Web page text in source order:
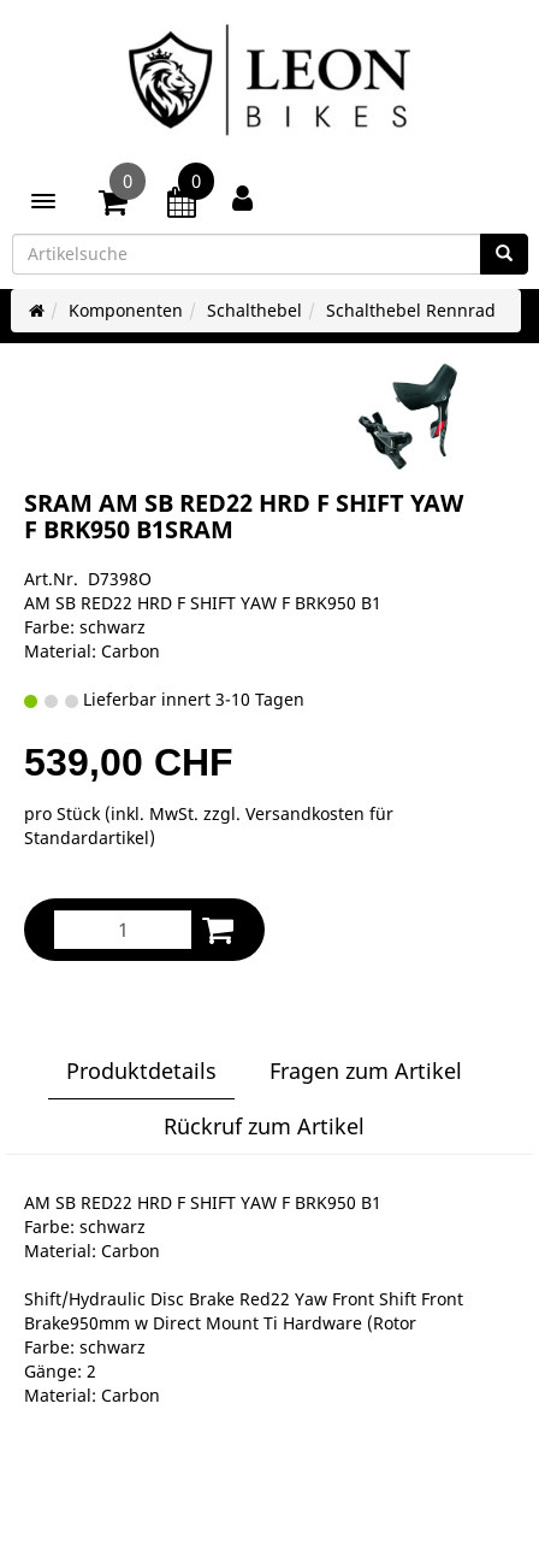
Toggle navigation
0 0
Komponenten Schalthebel Schalthebel Rennrad
SRAM AM SB RED22 HRD F SHIFT YAW
F BRK950 B1SRAM
Art.Nr. D7398O
AM SB RED22 HRD F SHIFT YAW F BRK950 B1
Farbe: schwarz
Material: Carbon
Lieferbar innert 3-10 Tagen
539,00 CHF
pro Stück (inkl. MwSt. zzgl. Versandkosten für
Standardartikel)
Produktdetails
Fragen zum Artikel
Rückruf zum Artikel
AM SB RED22 HRD F SHIFT YAW F BRK950 B1
Farbe: schwarz
Material: Carbon
Shift/Hydraulic Disc Brake Red22 Yaw Front Shift Front
Brake950mm w Direct Mount Ti Hardware (Rotor
Farbe: schwarz
Gänge: 2
Material: Carbon